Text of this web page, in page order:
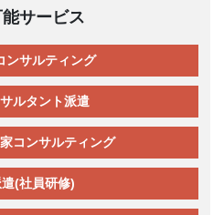
サービス
ンサルティング
ルタント派遣
コンサルティング
(社員研修)